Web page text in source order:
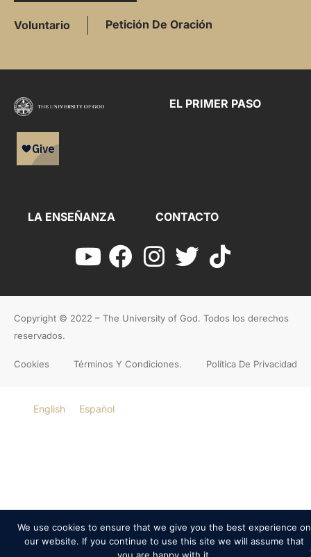
Voluntario Petición De Oración
EL PRIMER PASO
LA ENSEÑANZA CONTACTO
Copyright © 2022 – The University of God. Todos los derechos
reservados.
Cookies Términos Y Condiciones. Política De Privacidad
English Español
We use cookies to ensure that we give you the best experience on
our website. If you continue to use this site we will assume that